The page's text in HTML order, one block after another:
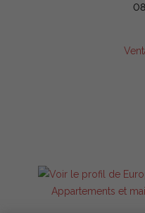
Appartements et